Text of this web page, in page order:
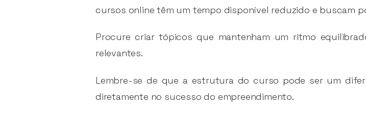
cursos online têm um tempo disponível reduzido e buscam
Procure criar tópicos que mantenham um ritmo
relevantes.
Lembre-se de que a estrutura do curso pode ser um
diretamente no sucesso do empreendimento.